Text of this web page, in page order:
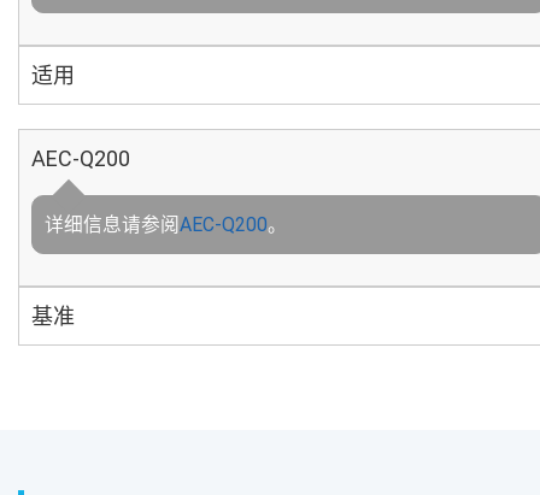
适用
AEC-Q200
详细信息请参阅AEC-Q200。
基准